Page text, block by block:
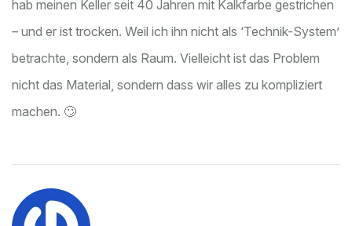
hab meinen Keller seit 40 Jahren mit Kalkfarbe gestrichen
– und er ist trocken. Weil ich ihn nicht als ‘Technik-System’
betrachte, sondern als Raum. Vielleicht ist das Problem
nicht das Material, sondern dass wir alles zu kompliziert
machen. 🙄